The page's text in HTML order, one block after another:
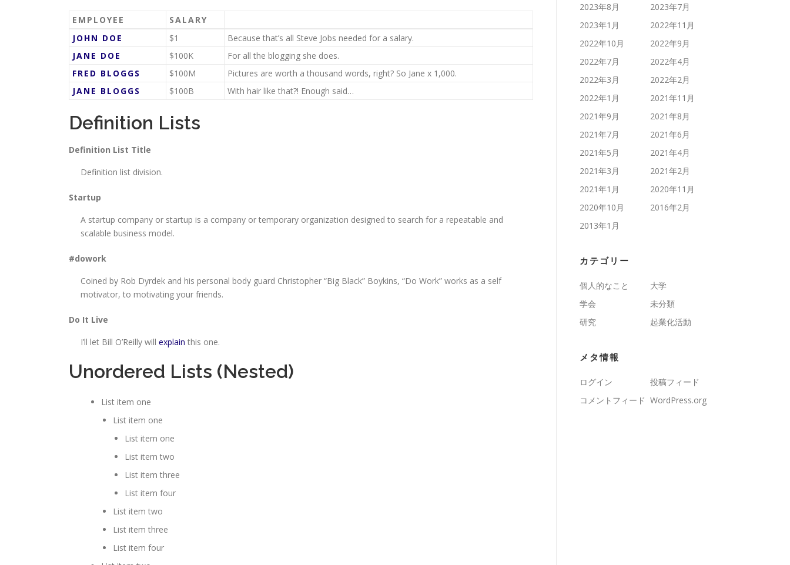
EMPLOYEE
SALARY
JOHN DOE
$1
Because that’s all Steve Jobs needed for a salary.
JANE DOE
$100K
For all the blogging she does.
FRED BLOGGS
$100M
Pictures are worth a thousand words, right? So Jane x 1,000.
JANE BLOGGS
$100B With hair like that?! Enough said…
Definition Lists
Definition List Title
Definition list division.
Startup
A startup company or startup is a company or temporary organization designed to search for a repeatable and
scalable business model.
#dowork
Coined by Rob Dyrdek and his personal body guard Christopher “Big Black” Boykins, “Do Work” works as a self
motivator, to motivating your friends.
Do It Live
I’ll let Bill O’Reilly will explain this one.
Unordered Lists (Nested)
List item one
List item one
List item one
List item two
List item three
List item four
List item two
List item three
List item four
2023年8月
2023年7月
2023年1月
2022年11月
2022年10月
2022年9月
2022年7月
2022年4月
2022年3月
2022年2月
2022年1月
2021年11月
2021年9月
2021年8月
2021年7月
2021年6月
2021年5月
2021年4月
2021年3月
2021年2月
2021年1月
2020年11月
2020年10月
2016年2月
2013年1月
カテゴリー
個人的なこと
大学
学会
未分類
研究
起業化活動
メタ情報
ログイン
投稿フィード
コメントフィード WordPress.org